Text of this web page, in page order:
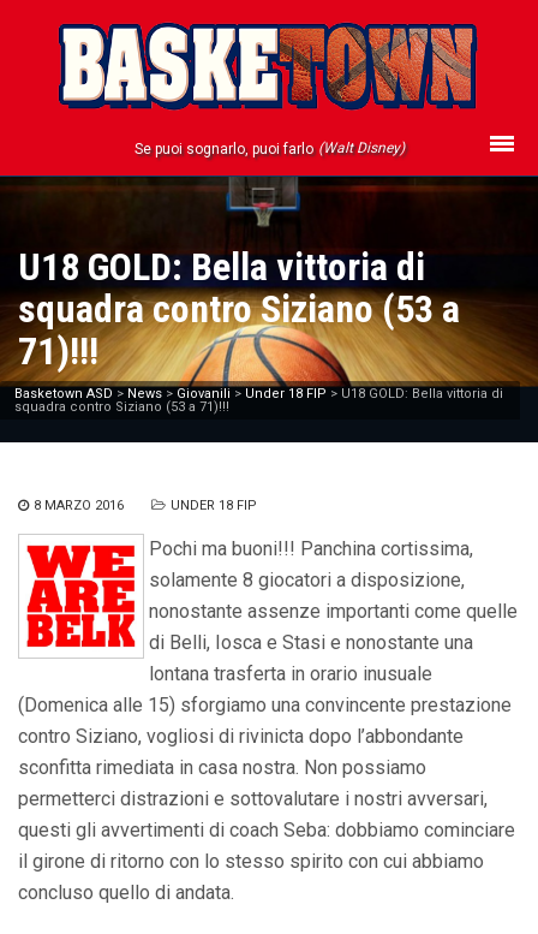
Se puoi sognarlo, puoi farlo (Walt Disney)
U18 GOLD: Bella vittoria di
squadra contro Siziano (53 a
71)!!!
Basketown ASD > News > Giovanili > Under 18 FIP > U18 GOLD: Bella vittoria di
squadra contro Siziano (53 a 71)!!!
8 MARZO 2016 UNDER 18 FIP
Pochi ma buoni!!! Panchina cortissima,
solamente 8 giocatori a disposizione,
nonostante assenze importanti come quelle
di Belli, Iosca e Stasi e nonostante una
lontana trasferta in orario inusuale
(Domenica alle 15) sforgiamo una convincente prestazione
contro Siziano, vogliosi di rivinicta dopo l’abbondante
sconfitta rimediata in casa nostra. Non possiamo
permetterci distrazioni e sottovalutare i nostri avversari,
questi gli avvertimenti di coach Seba: dobbiamo cominciare
il girone di ritorno con lo stesso spirito con cui abbiamo
concluso quello di andata.